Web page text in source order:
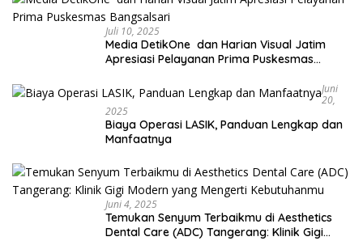
Juli 10, 2025
Media DetikOne dan Harian Visual Jatim
Apresiasi Pelayanan Prima Puskesmas
Juni
20,
2025
Biaya Operasi LASIK, Panduan Lengkap dan
Manfaatnya
Juni 4, 2025
Temukan Senyum Terbaikmu di Aesthetics
Dental Care (ADC) Tangerang: Klinik Gigi